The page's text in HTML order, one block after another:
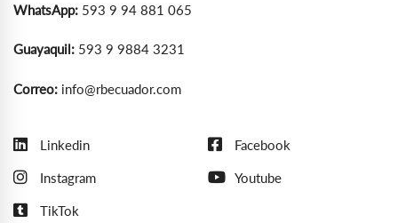
WhatsApp: 593 9 94 881 065
Guayaquil: 593 9 9884 3231
Correo: info@rbecuador.com
Linkedin Facebook
Instagram Youtube
TikTok